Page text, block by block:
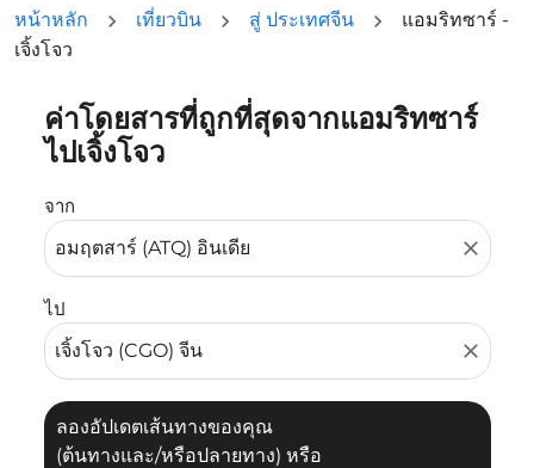
หน้าหลัก เที่ยวบิน สู่ ประเทศจีน
แอมริทซาร์ -
เจิ้งโจว
ค่าโดยสารที่ถูกที่สุดจากแอมริทซาร์
ไปเจิ้งโจว
จาก
close
ไป
close
ลองอัปเดตเส้นทางของคุณ
(ต้นทางและ/หรือปลายทาง) หรือ
ลองอัปเดตเส้นทางของคุณ (ต้นทางและ/หรือปลายทาง) หรื